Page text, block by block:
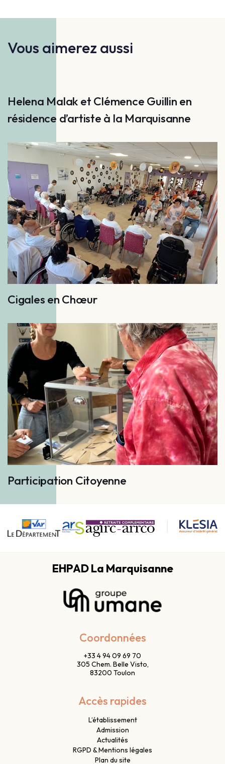
Vous aimerez aussi
Helena Malak et Clémence Guillin en
résidence d’artiste à la Marquisanne
Cigales en Chœur
Participation Citoyenne
Coordonnées
+33 4 94 09 69 70
305 Chem. Belle Visto,
83200 Toulon
Accès rapides
L’établissement
Admission
Actualités
RGPD & Mentions légales
Plan du site
EHPAD La Marquisanne